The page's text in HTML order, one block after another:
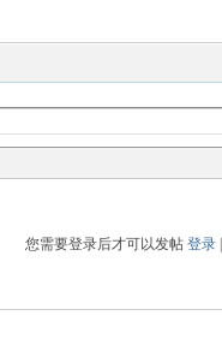
您需要登录后才可以发帖 登录|